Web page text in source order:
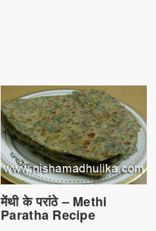
मेंथी के परांठे – Methi
Paratha Recipe